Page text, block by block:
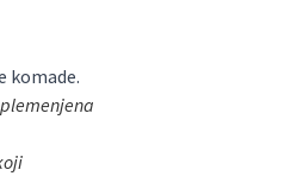
komade.